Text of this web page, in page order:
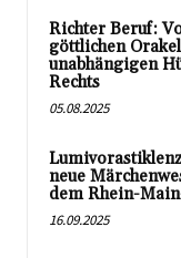
Richter Beruf:
göttlichen
unabhängigen
Rechts
05.08.2025
neue
dem Rhein-
16.09.2025